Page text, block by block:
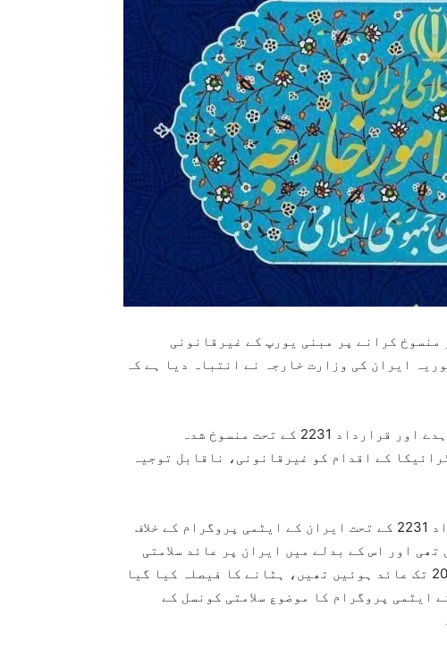
ملکوں کی جانب سے قرارداد 2231 کو منسوخ کرانے پر مبنی یورپ کے غیرقانونی
ایران کی وزارت خارجہ نے انتباہ دیا ہے کہ
وزارت خارجہ کے باضابطہ بیان میں ایٹمی معاہدے اور قرارداد 2231 کے تحت منسوخ شدہ
کے اقدام کو غیرقانونی، ناقابل توجیہ
اس بیان میں آیا ہے کہ سلامتی کونسل کی قرارداد 2231 کے تحت ایران کے ایٹمی پروگرام کے خلاف
اور اس کے بدلے میں ایران پر عائد سلامتی
کونسل کی پابندیوں کو جو سن 2006 سے لیکر 2009 تک عائد ہوئیں تھیں، ہٹانے کا فیصلہ کیا گیا
ستمبر 2025 میں ایران کے ایٹمی پروگرام کا موضوع سلامتی کونسل کے